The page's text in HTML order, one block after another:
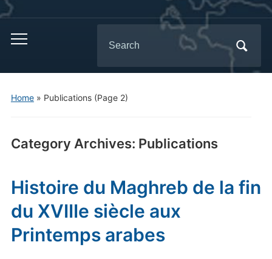
for:
Home» Publications(Page 2)
Category Archives: Publications
Histoire du Maghreb de la fin
du XVIIIe siècle aux
Printemps arabes